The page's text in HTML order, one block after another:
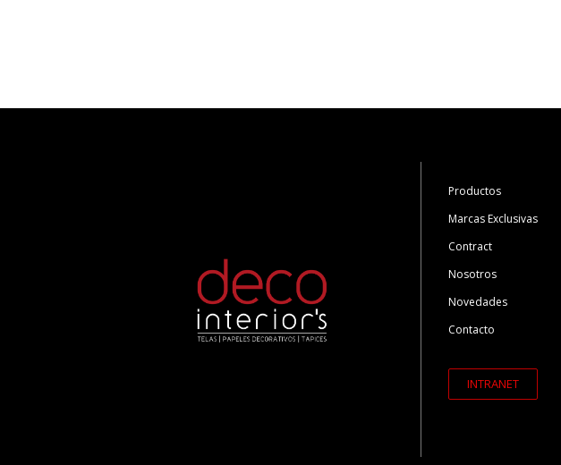
Productos
Marcas Exclusivas
Contract
Nosotros
Novedades
Contacto
INTRANET